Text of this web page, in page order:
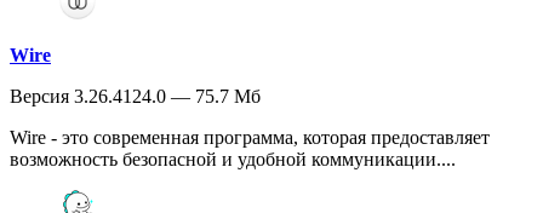
Wire
Версия 3.26.4124.0 — 75.7 Мб
Wire - это современная программа, которая предоставляет
возможность безопасной и удобной коммуникации....